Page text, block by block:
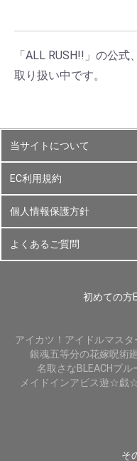
「ALL RUSH!!」の公
取り扱い中です。
当サイトについて
EC利用規約
個人情報保護方針
よくあるご質問
初めての方
アイカツ！ アイドルマスタ
銀魂五等分の花嫁呪術
名取さなBLEACHブル
メイドインアビス遊☆戯
そ